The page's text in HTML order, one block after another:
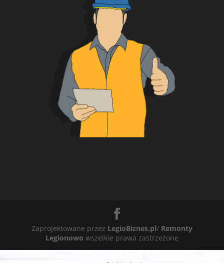
Zaprojektowane przez LegioBiznes.pl/ Remonty
Legionowo wszelkie prawa zastrzeżone